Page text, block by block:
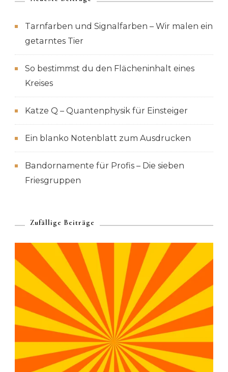
Tarnfarben und Signalfarben – Wir malen ein
getarntes Tier
So bestimmst du den Flächeninhalt eines
Kreises
Katze Q – Quantenphysik für Einsteiger
Ein blanko Notenblatt zum Ausdrucken
Bandornamente für Profis – Die sieben
Friesgruppen
Zufällige Beiträge